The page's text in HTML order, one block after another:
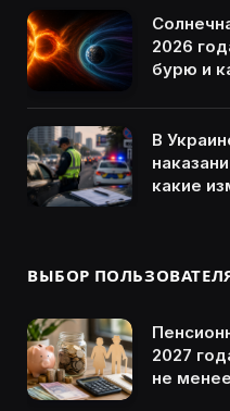
2026
бурю и
В
какие
ВЫБОР
2027
не